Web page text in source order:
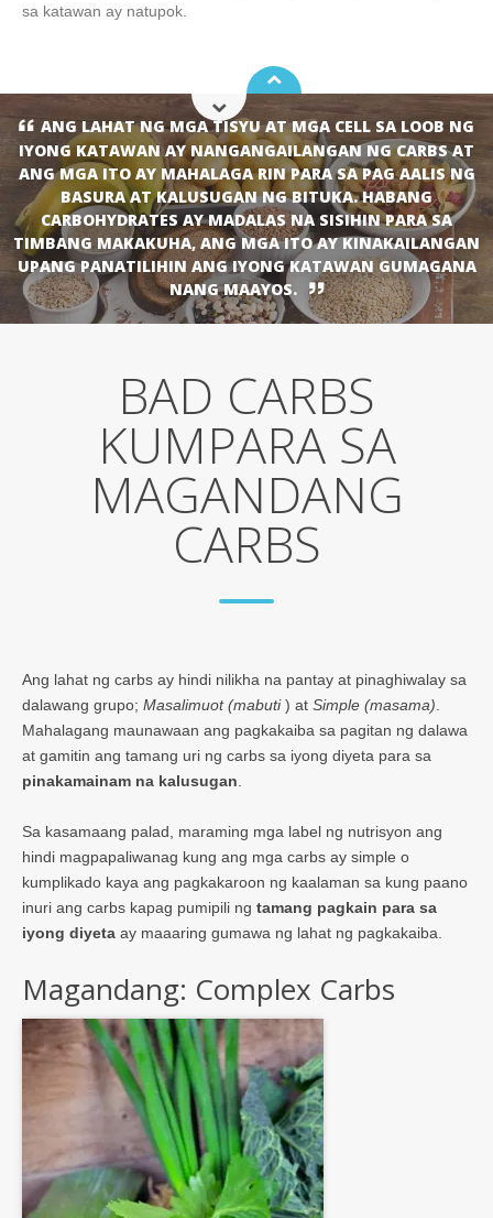
sa katawan ay natupok.
ANG LAHAT NG MGA TISYU AT MGA CELL SA LOOB NG
IYONG KATAWAN AY NANGANGAILANGAN NG CARBS AT
ANG MGA ITO AY MAHALAGA RIN PARA SA PAG AALIS NG
BASURA AT KALUSUGAN NG BITUKA. HABANG
CARBOHYDRATES AY MADALAS NA SISIHIN PARA SA
TIMBANG MAKAKUHA, ANG MGA ITO AY KINAKAILANGAN
UPANG PANATILIHIN ANG IYONG KATAWAN GUMAGANA
NANG MAAYOS.
BAD CARBS
KUMPARA SA
MAGANDANG
CARBS
Ang lahat ng carbs ay hindi nilikha na pantay at pinaghiwalay sa
dalawang grupo; Masalimuot (mabuti) at Simple (masama)
Mahalagang maunawaan ang pagkakaiba sa pagitan ng dalawa
at gamitin ang tamang uri ng carbs sa iyong diyeta para sa
pinakamainam na kalusugan
Sa kasamaang palad, maraming mga label ng nutrisyon ang
hindi magpapaliwanag kung ang mga carbs ay simple o
kumplikado kaya ang pagkakaroon ng kaalaman sa kung paano
inuri ang carbs kapag pumipili ng tamang pagkain para sa
iyong diyeta ay maaaring gumawa ng lahat ng pagkakaiba.
Magandang: Complex Carbs